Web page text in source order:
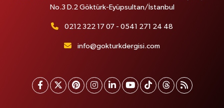
No.3 D.2 Göktürk-Eyüpsultan/İstanbul
0212 322 17 07 - 0541 271 24 48
info@gokturkdergisi.com